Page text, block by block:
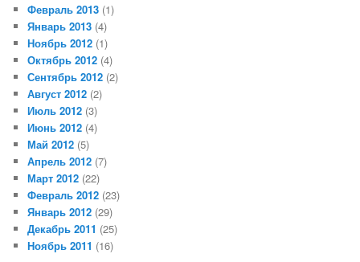
Февраль 2013 (1)
Январь 2013 (4)
Ноябрь 2012 (1)
Октябрь 2012 (4)
Сентябрь 2012 (2)
Август 2012 (2)
Июль 2012 (3)
Июнь 2012 (4)
Май 2012 (5)
Апрель 2012 (7)
Март 2012 (22)
Февраль 2012 (23)
Январь 2012 (29)
Декабрь 2011 (25)
Ноябрь 2011 (16)